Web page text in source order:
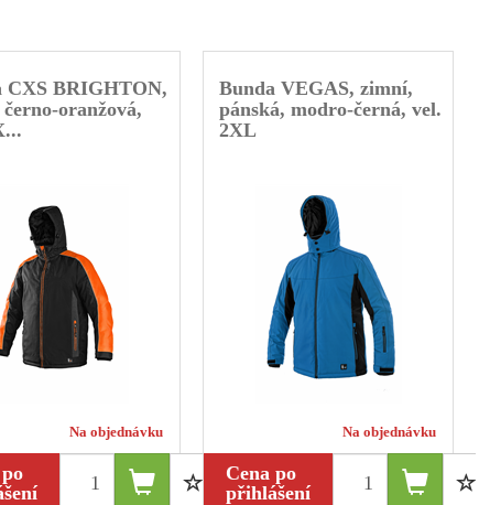
CXS BRIGHTON,
oranžová,
Na objednávku
Bunda VEGAS, zimní,
pánská, modro-černá, vel.
2XL
Na objednávku
Cena po
přihlášení